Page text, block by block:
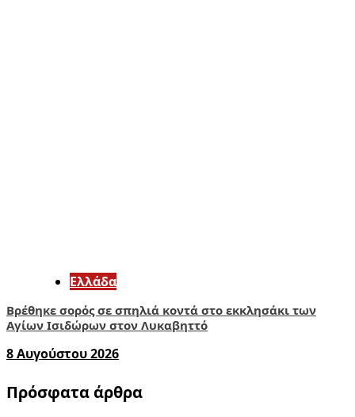
Ελλάδα
Βρέθηκε σορός σε σπηλιά κοντά στο εκκλησάκι των
Αγίων Ισιδώρων στον Λυκαβηττό
8 Αυγούστου 2026
Πρόσφατα άρθρα